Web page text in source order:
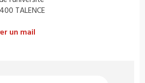
TALENCE
un mail